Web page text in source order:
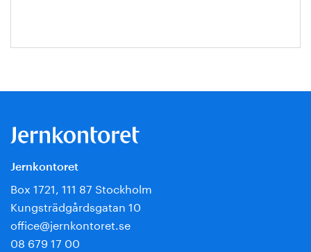
Jernkontoret
Box 1721, 111 87 Stockholm
Kungsträdgårdsgatan 10
office@jernkontoret.se
08 679 17 00